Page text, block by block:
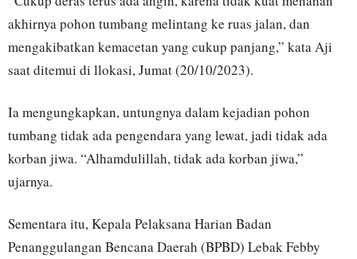
akhirnya pohon tumbang melintang ke ruas jalan, dan
mengakibatkan kemacetan yang cukup panjang,” kata Aji
saat ditemui di llokasi, Jumat (20/10/2023).
Ia mengungkapkan, untungnya dalam kejadian pohon
tumbang tidak ada pengendara yang lewat, jadi tidak ada
korban jiwa. “Alhamdulillah, tidak ada korban jiwa,”
ujarnya.
Sementara itu, Kepala Pelaksana Harian Badan
Penanggulangan Bencana Daerah (BPBD) Lebak Febby